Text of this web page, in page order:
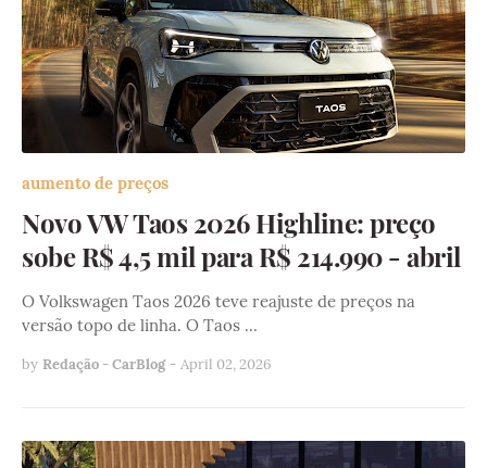
aumento de preços
Novo VW Taos 2026 Highline: preço
sobe R$ 4,5 mil para R$ 214.990 - abril
O Volkswagen Taos 2026 teve reajuste de preços na
versão topo de linha. O Taos …
by Redação - CarBlog - April 02, 2026